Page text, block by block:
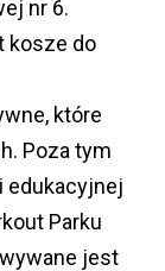
nr 6.
kosze do
które
Poza tym
edukacyjnej
Parku
jest